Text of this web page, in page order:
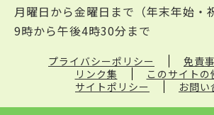
月曜日から金曜日まで（年末年始・
9時から午後4時30分まで
プライバシーポリシー
免責
リンク集
このサイトの
サイトポリシー
お問い